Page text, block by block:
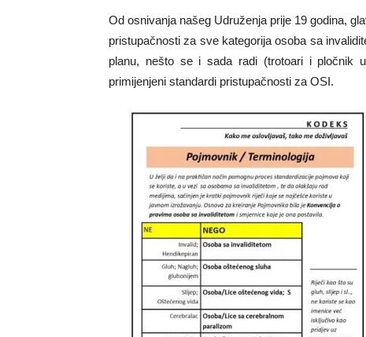
Od osnivanja našeg Udruženja prije 19 godina,
pristupačnosti za sve kategorija osoba sa
planu, nešto se i sada radi (trotoari i pločnik
primijenjeni standardi pristupačnosti za OSI.